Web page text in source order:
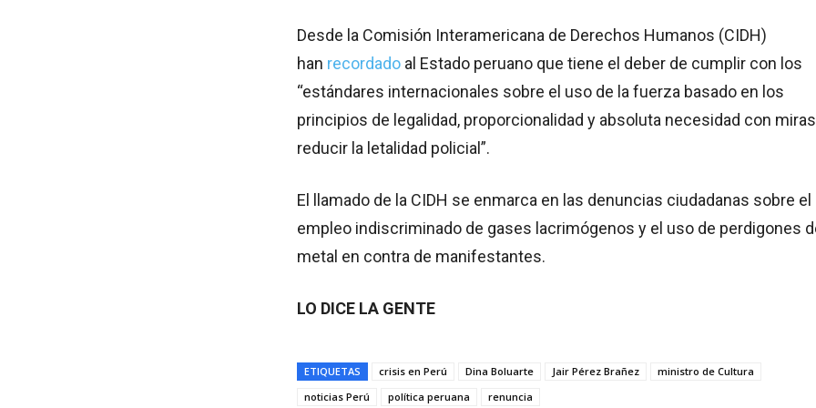
Desde la Comisión Interamericana de Derechos Humanos (CIDH)
han recordado al Estado peruano que tiene el deber de cumplir con los
“estándares internacionales sobre el uso de la fuerza basado en los
principios de legalidad, proporcionalidad y absoluta necesidad con
reducir la letalidad policial”.
El llamado de la CIDH se enmarca en las denuncias ciudadanas sobre el
empleo indiscriminado de gases lacrimógenos y el uso de perdigones
metal en contra de manifestantes.
LO DICE LA GENTE
ETIQUETAS crisis en Perú Dina Boluarte Jair Pérez Brañez
ministro de Cultura
noticias Perú
política peruana renuncia